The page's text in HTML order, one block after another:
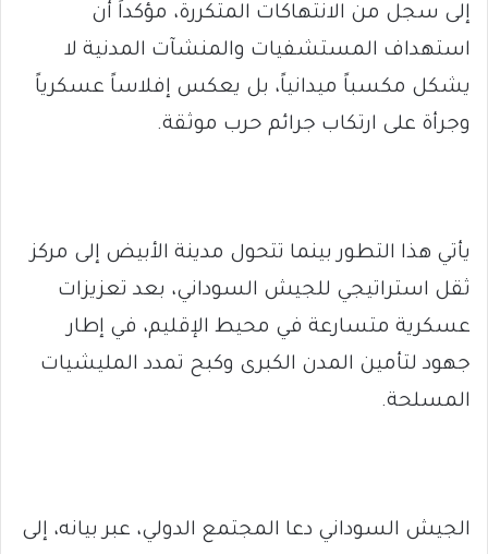
إلى سجل من الانتهاكات المتكررة، مؤكداً أن
استهداف المستشفيات والمنشآت المدنية لا
يشكل مكسباً ميدانياً، بل يعكس إفلاساً عسكرياً
وجرأة على ارتكاب جرائم حرب موثقة.
يأتي هذا التطور بينما تتحول مدينة الأبيض إلى مركز
ثقل استراتيجي للجيش السوداني، بعد تعزيزات
عسكرية متسارعة في محيط الإقليم، في إطار
جهود لتأمين المدن الكبرى وكبح تمدد المليشيات
المسلحة.
الجيش السوداني دعا المجتمع الدولي، عبر بيانه، إلى